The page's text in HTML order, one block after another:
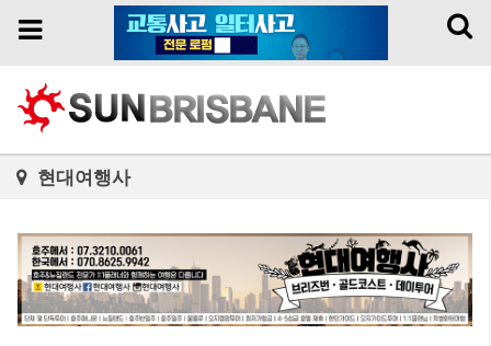
Toggle
Toggle
현대여행사